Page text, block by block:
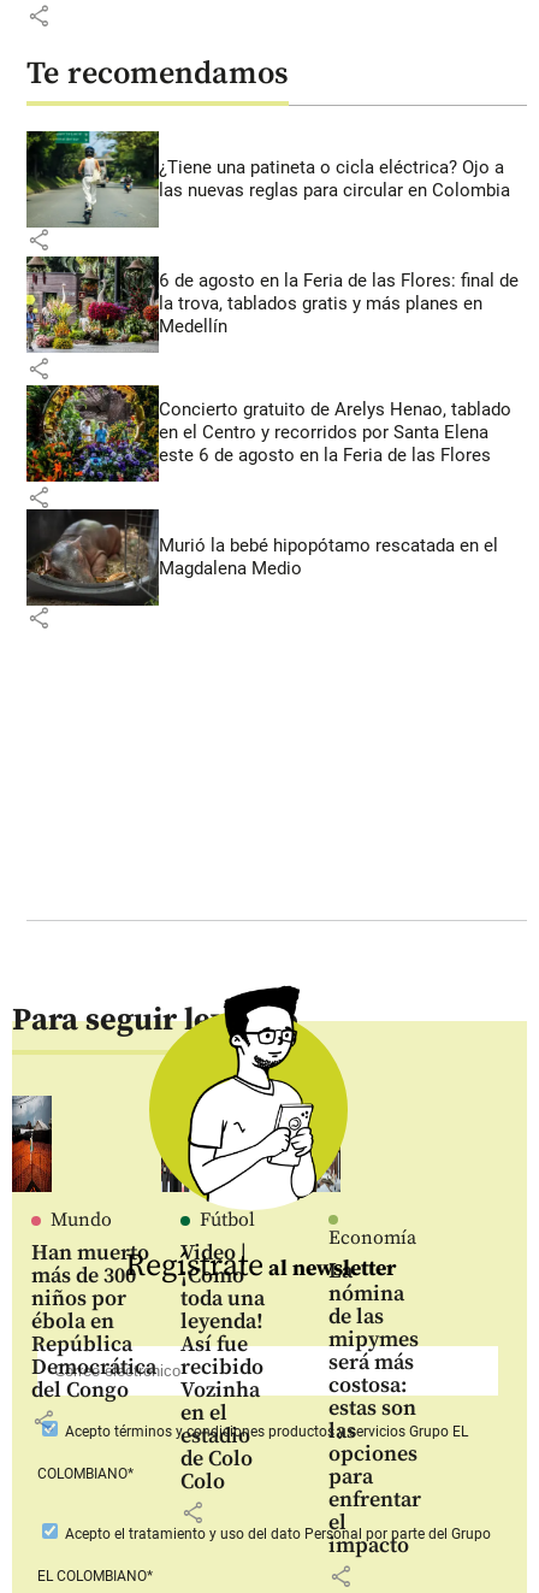
share
Te recomendamos
¿Tiene una patineta o cicla eléctrica? Ojo a
las nuevas reglas para circular en Colombia
share
6 de agosto en la Feria de las Flores: final de
la trova, tablados gratis y más planes en
Medellín
share
Concierto gratuito de Arelys Henao, tablado
en el Centro y recorridos por Santa Elena
este 6 de agosto en la Feria de las Flores
share
Murió la bebé hipopótamo rescatada en el
Magdalena Medio
share
Para seguir leyendo
Mundo
Han muerto
más de 300
niños por
ébola en
República
Democrática
del Congo
share
Fútbol
Video |
¡Como
toda una
leyenda!
Así fue
recibido
Vozinha
en el
estadio
de Colo
Colo
share
Economía
La
nómina
de las
mipymes
será más
costosa:
estas son
las
opciones
para
enfrentar
el
impacto
share
Regístrate al newsletter
Aceptotérminos y condiciones productos y serviciosGrupo EL
COLOMBIANO*
Acepto el tratamiento y uso del dato Personal por parte del Grupo
EL COLOMBIANO*